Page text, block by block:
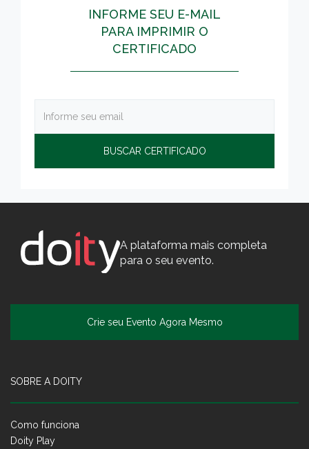
INFORME SEU E-MAIL
PARA IMPRIMIR O
CERTIFICADO
A plataforma mais completa
para o seu evento.
Crie seu Evento Agora Mesmo
SOBRE A DOITY
Como funciona
Doity Play